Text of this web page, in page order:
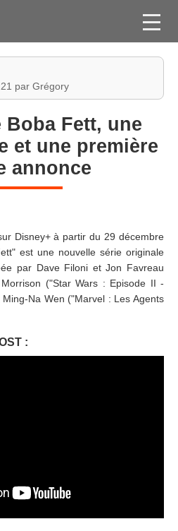
FILMS
JEUX VIDÉO
CONCOURS
MEMBRE
par Grégory
Boba Fett, une
et une première
annonce
Disney+ à partir du 29 décembre
est une nouvelle série originale
par Dave Filoni et Jon Favreau
("Star Wars : Episode II -
Na Wen ("Marvel : Les Agents
: